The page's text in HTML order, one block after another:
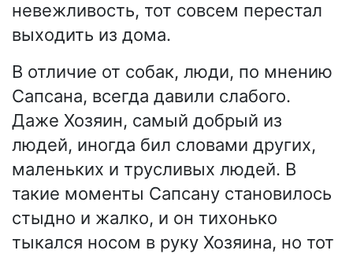
невежливость, тот совсем перестал
выходить из дома.
В отличие от собак, люди, по мнению
Сапсана, всегда давили слабого.
Даже Хозяин, самый добрый из
людей, иногда бил словами других,
маленьких и трусливых людей. В
такие моменты Сапсану становилось
стыдно и жалко, и он тихонько
тыкался носом в руку Хозяина, но тот